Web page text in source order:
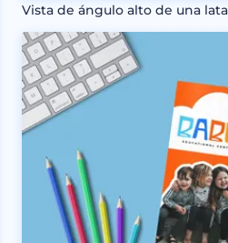
Vista de ángulo alto de una